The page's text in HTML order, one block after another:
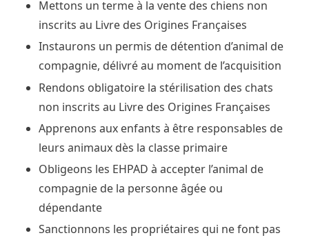
Mettons un terme à la vente des chiens non
inscrits au Livre des Origines Françaises
Instaurons un permis de détention d’animal de
compagnie, délivré au moment de l’acquisition
Rendons obligatoire la stérilisation des chats
non inscrits au Livre des Origines Françaises
Apprenons aux enfants à être responsables de
leurs animaux dès la classe primaire
Obligeons les EHPAD à accepter l’animal de
compagnie de la personne âgée ou
dépendante
Sanctionnons les propriétaires qui ne font pas